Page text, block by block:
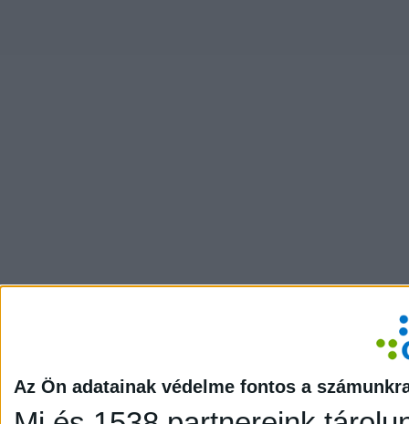
Az Ön adatainak védelme fontos a